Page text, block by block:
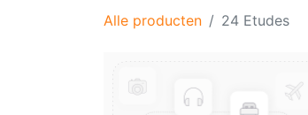
Alle producten 24 Etudes